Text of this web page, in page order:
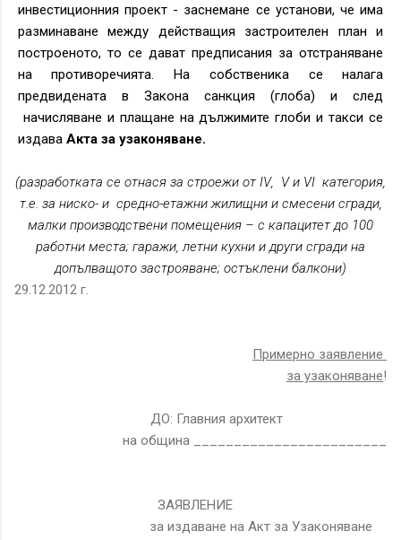
инвестиционния проект - заснемане се установи, че има
разминаване между действащия застроителен план и
построеното, то се дават предписания за отстраняване
на противоречията. На собственика се налага
предвидената в Закона санкция (глоба) и след
начисляване и плащане на дължимите глоби и такси се
издава Акта за узаконяване.
(разработката се отнася за строежи от IV, Vи VI категория,
т.е. за ниско- и средно-етажни жилищни и смесени сгради,
малки производствени помещения – с капацитет до 100
работни места; гаражи, летни кухни и други сгради на
допълващото застрояване; остъклени балкони)
29.12.2012 г.
Примерно заявление
за узаконяване!
ДО: Главния архитект
на община ________________________
ЗАЯВЛЕНИЕ
за издаване на Акт за Узаконяване